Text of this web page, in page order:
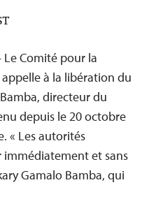
Le Comité pour la
à la libération du
directeur du
depuis le 20 octobre
« Les autorités
et sans
Gamalo Bamba, qui